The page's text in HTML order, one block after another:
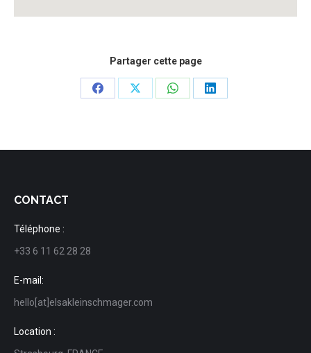
Partager cette page
Share
Share
Share
Share
CONTACT
Téléphone :
+33 6 11 62 28 28
E-mail:
hello[at]elsakleinschmager.com
Location :